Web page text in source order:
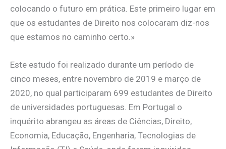
colocando o futuro em prática. Este primeiro lugar em
que os estudantes de Direito nos colocaram diz-nos
que estamos no caminho certo.»
Este estudo foi realizado durante um período de
cinco meses, entre novembro de 2019 e março de
2020, no qual participaram 699 estudantes de Direito
de universidades portuguesas. Em Portugal o
inquérito abrangeu as áreas de Ciências, Direito,
Economia, Educação, Engenharia, Tecnologias de